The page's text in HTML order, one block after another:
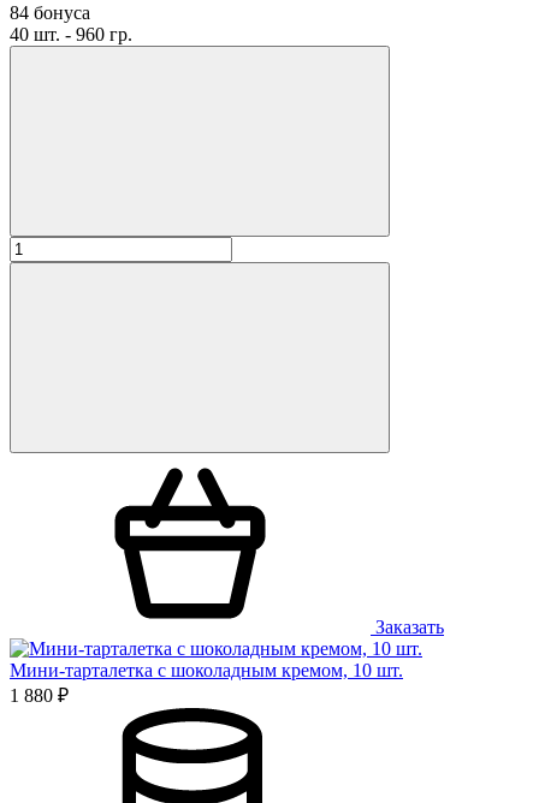
84 бонуса
40 шт. - 960 гр.
Заказать
Мини-тарталетка с шоколадным кремом, 10 шт.
1 880 ₽